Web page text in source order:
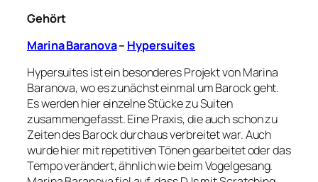
Gehört
Marina Baranova– Hypersuites
Hypersuites ist ein besonderes Projekt von Marina
Baranova, wo es zunächst einmal um Barock geht.
Es werden hier einzelne Stücke zu Suiten
zusammengefasst. Eine Praxis, die auch schon zu
Zeiten des Barock durchaus verbreitet war. Auch
wurde hier mit repetitiven Tönen gearbeitet oder das
Tempo verändert, ähnlich wie beim Vogelgesang.